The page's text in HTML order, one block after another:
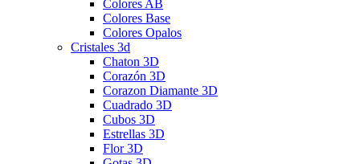
Colores AB
Colores Base
Colores Opalos
Cristales 3d
Chaton 3D
Corazón 3D
Corazon Diamante 3D
Cuadrado 3D
Cubos 3D
Estrellas 3D
Flor 3D